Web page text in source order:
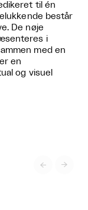
til én
består
De nøje
i
med en
en
og visuel
 